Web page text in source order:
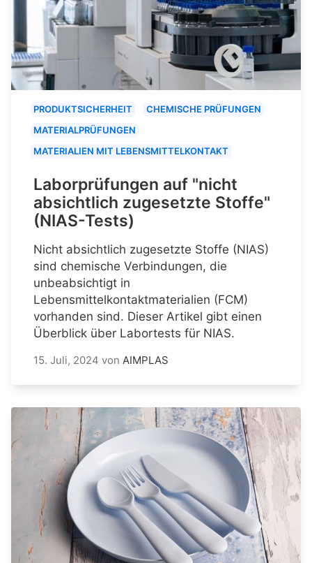
PRODUKTSICHERHEIT
CHEMISCHE PRÜFUNGEN
MATERIALPRÜFUNGEN
MATERIALIEN MIT LEBENSMITTELKONTAKT
Laborprüfungen auf "nicht
absichtlich zugesetzte Stoffe"
(NIAS-Tests)
Nicht absichtlich zugesetzte Stoffe (NIAS)
sind chemische Verbindungen, die
unbeabsichtigt in
Lebensmittelkontaktmaterialien (FCM)
vorhanden sind. Dieser Artikel gibt einen
Überblick über Labortests für NIAS.
15. Juli, 2024 von AIMPLAS